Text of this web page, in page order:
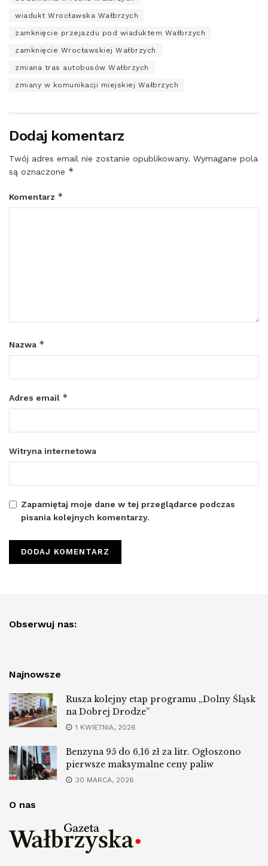
wiadukt Wrocławska Wałbrzych
zamknięcie przejazdu pod wiaduktem Wałbrzych
zamknięcie Wrocławskiej Wałbrzych
zmiana tras autobusów Wałbrzych
zmiany w komunikacji miejskiej Wałbrzych
Dodaj komentarz
Twój adres email nie zostanie opublikowany. Wymagane pola
są oznaczone *
Komentarz *
Nazwa *
Adres email *
Witryna internetowa
Zapamiętaj moje dane w tej przeglądarce podczas
pisania kolejnych komentarzy.
Obserwuj nas:
Najnowsze
Rusza kolejny etap programu „Dolny Śląsk
na Dobrej Drodze”
1 KWIETNIA, 2026
Benzyna 95 do 6,16 zł za litr. Ogłoszono
pierwsze maksymalne ceny paliw
30 MARCA, 2026
O nas